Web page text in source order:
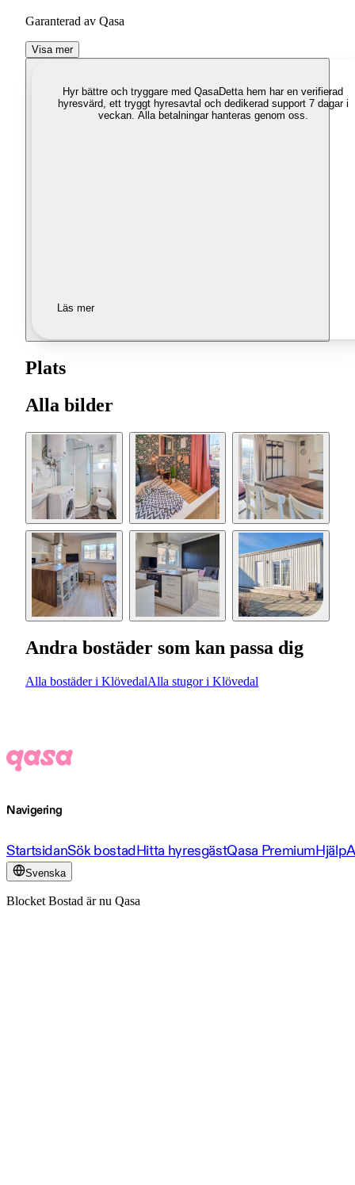
Garanterad av Qasa
Visa mer
Hyr bättre och tryggare med QasaDetta hem har en verifierad
hyresvärd, ett tryggt hyresavtal och dedikerad support 7 dagar i
veckan. Alla betalningar hanteras genom oss.
Läs mer
Plats
Alla bilder
Andra bostäder som kan passa dig
Alla bostäder i KlövedalAlla stugor i Klövedal
Navigering
StartsidanSök bostadHitta hyresgästQasa PremiumHjälp
Svenska
Blocket Bostad är nu Qasa